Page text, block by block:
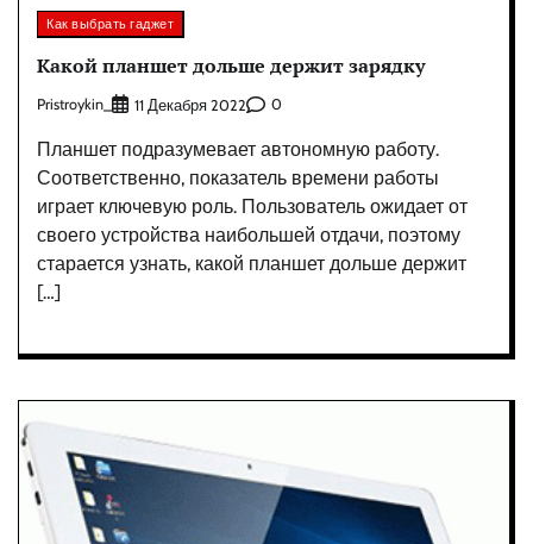
Как выбрать гаджет
Какой планшет дольше держит зарядку
Pristroykin_ 11 Декабря 2022 0
Планшет подразумевает автономную работу.
Соответственно, показатель времени работы
играет ключевую роль. Пользователь ожидает от
своего устройства наибольшей отдачи, поэтому
старается узнать, какой планшет дольше держит
[…]